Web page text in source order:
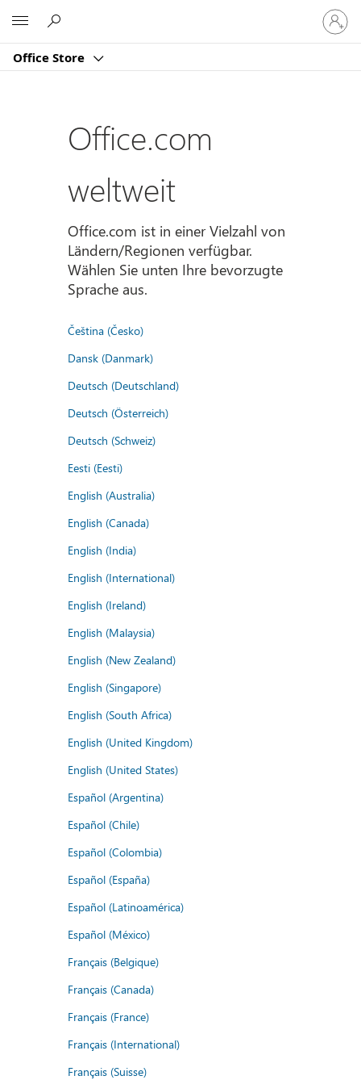
Office Store
Bei
Ihrem
Konto
Office.com
weltweit
Office.com ist in einer Vielzahl von
Ländern/Regionen verfügbar.
Wählen Sie unten Ihre bevorzugte
Sprache aus.
Čeština (Česko)
Dansk (Danmark)
Deutsch (Deutschland)
Deutsch (Österreich)
Deutsch (Schweiz)
Eesti (Eesti)
English (Australia)
English (Canada)
English (India)
English (International)
English (Ireland)
English (Malaysia)
English (New Zealand)
English (Singapore)
English (South Africa)
English (United Kingdom)
English (United States)
Español (Argentina)
Español (Chile)
Español (Colombia)
Español (España)
Español (Latinoamérica)
Español (México)
Français (Belgique)
Français (Canada)
Français (France)
Français (International)
Français (Suisse)